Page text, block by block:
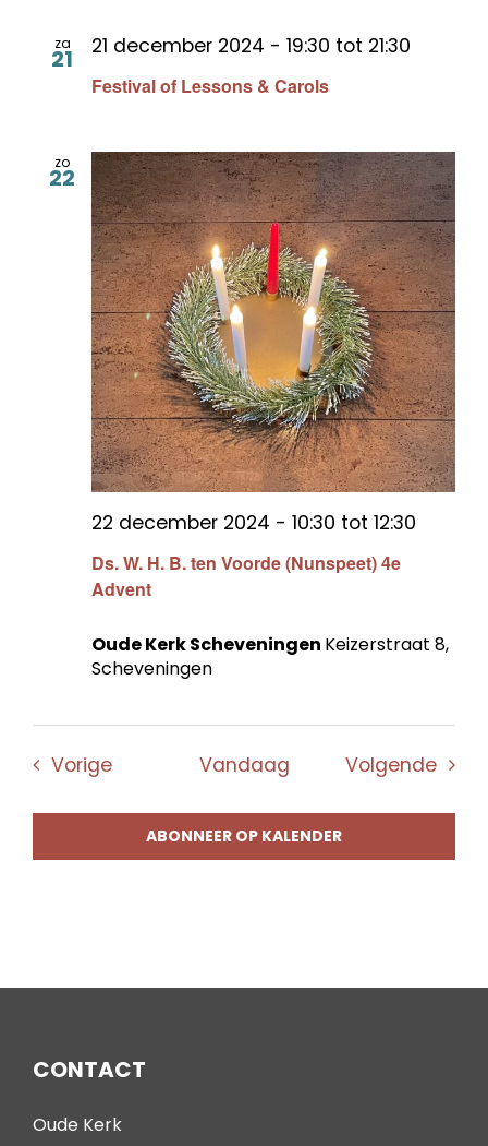
za
21
Festival of Lessons & Carols
21 december 2024 - 19:30 tot 21:30
zo
22
Ds. W. H. B. ten Voorde (Nunspeet) 4e
Advent
22 december 2024 - 10:30 tot 12:30
Oude Kerk Scheveningen Keizerstraat 8,
Scheveningen
VorigeEvenementenVandaag Volgende
ABONNEER OP KALENDER
CONTACT
Oude Kerk